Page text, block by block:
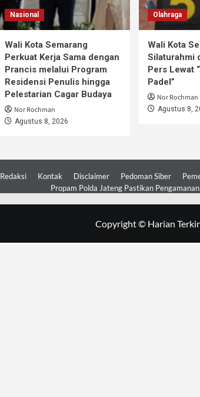
Nasional
Wali Kota Semarang
Perkuat Kerja Sama dengan
Prancis melalui Program
Residensi Penulis hingga
Pelestarian Cagar Budaya
Nor Rochman
Agustus 8, 2026
Olahraga
Wali Kota
Silaturahmi
Pers Lewat
Padel”
Nor Rochman
Agustus 8,
Redaksi Kontak Disclaimer Pedoman Siber
Propam Polda Jateng Pastikan
Copyright © Harian